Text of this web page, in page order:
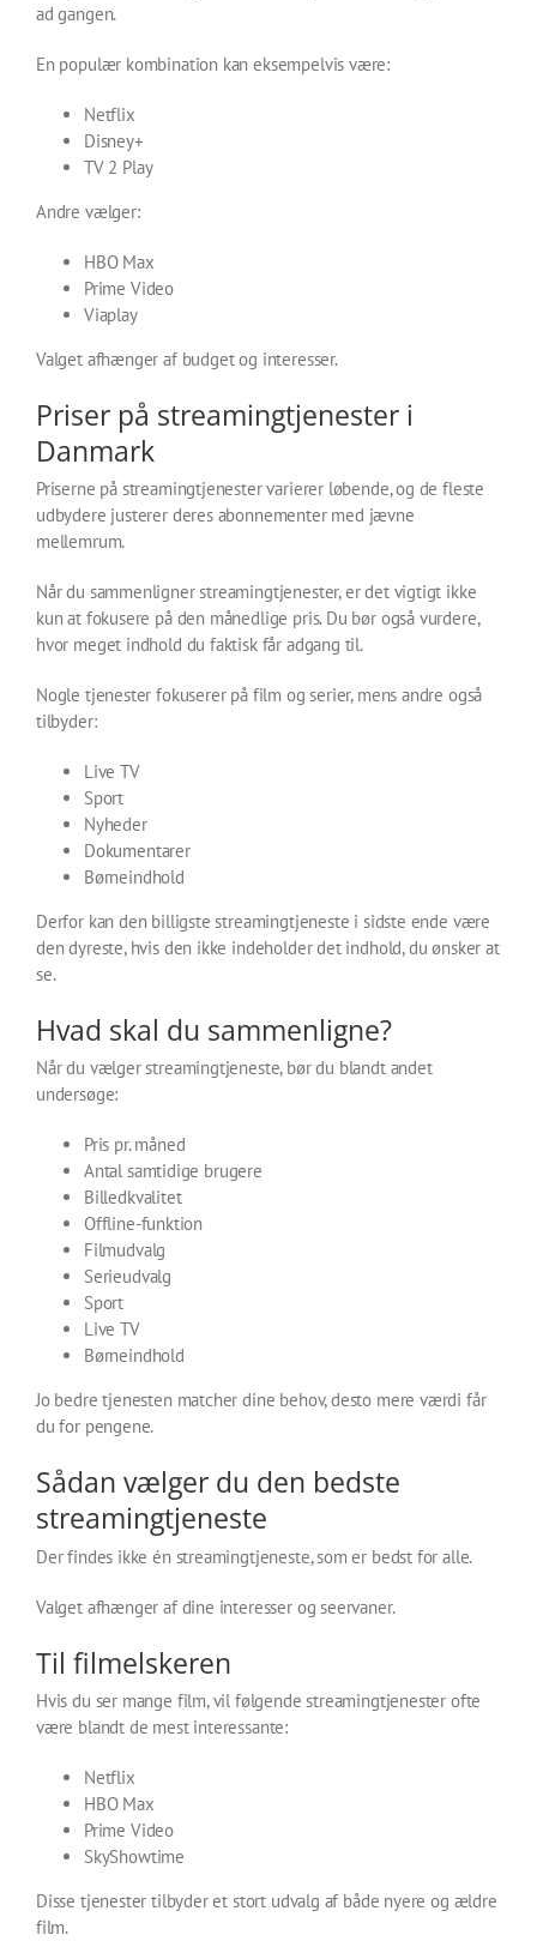
ad gangen.
En populær kombination kan eksempelvis være:
Netflix
Disney+
TV 2 Play
Andre vælger:
HBO Max
Prime Video
Viaplay
Valget afhænger af budget og interesser.
Priser på streamingtjenester i
Danmark
Priserne på streamingtjenester varierer løbende, og de fleste
udbydere justerer deres abonnementer med jævne
mellemrum.
Når du sammenligner streamingtjenester, er det vigtigt ikke
kun at fokusere på den månedlige pris. Du bør også vurdere,
hvor meget indhold du faktisk får adgang til.
Nogle tjenester fokuserer på film og serier, mens andre også
tilbyder:
Live TV
Sport
Nyheder
Dokumentarer
Børneindhold
Derfor kan den billigste streamingtjeneste i sidste ende være
den dyreste, hvis den ikke indeholder det indhold, du ønsker at
se.
Hvad skal du sammenligne?
Når du vælger streamingtjeneste, bør du blandt andet
undersøge:
Pris pr. måned
Antal samtidige brugere
Billedkvalitet
Offline-funktion
Filmudvalg
Serieudvalg
Sport
Live TV
Børneindhold
Jo bedre tjenesten matcher dine behov, desto mere værdi får
du for pengene.
Sådan vælger du den bedste
streamingtjeneste
Der findes ikke én streamingtjeneste, som er bedst for alle.
Valget afhænger af dine interesser og seervaner.
Til filmelskeren
Hvis du ser mange film, vil følgende streamingtjenester ofte
være blandt de mest interessante:
Netflix
HBO Max
Prime Video
SkyShowtime
Disse tjenester tilbyder et stort udvalg af både nyere og ældre
film.